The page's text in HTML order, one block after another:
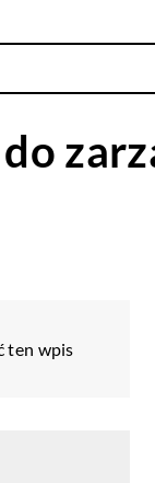
ten wpis